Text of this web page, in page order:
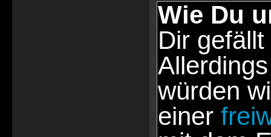
Wie Du
Dir
würden
einer